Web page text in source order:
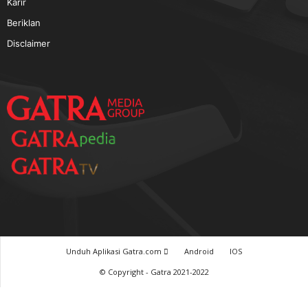
TERPOPULER
Baca GATRA Baru Bicara